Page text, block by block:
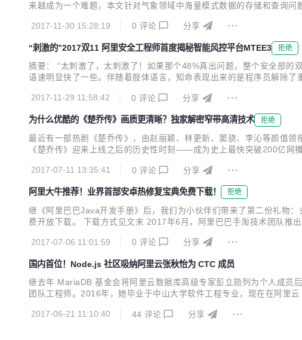
来越成为一个难题，本文针对气象领域中海量模式数据的存储和查询
B到上百TB的规模，且在爆发性增长。如何存储和高效的查询这些气象
2017-11-30 15:28:19 0 评论 分享
“刺激的”2017双11 阿里安全工程师首度揭秘智能风控平台MTEE3 拒绝
摘要： “太刺激了，太刺激了！如果那个48%真出问题，整个安全部的
语速明显快了一些。伴随着肢体语言，知命表现出来的是程序员解除
台，最后面的3代表这是全新一代的3.0系统...
2017-11-29 11:58:42 0 评论 分享
为什么优酷的《楚乔传》画质更清晰？独家解密窄带高清技术 拒绝
最近有一部热剧《楚乔传》，由赵丽颖、林更新、窦骁、李沁等颜值
《楚乔传》迎来上线之后的历史性时刻——成为史上最快突破200亿网
了网民最为重要的休闲娱乐、日常消遣的方式之一。敢问我们谁的手机
2017-07-11 13:35:41 0 评论 分享
阿里大牛推荐！业界首部安卓热修复宝典免费下载！ 拒绝
继《阿里巴巴Java开发手册》后，我们为小伙伴们带来了第二份礼物
费开放下载。 下载方式见文末 2017年6月，阿里巴巴手淘技术团队
发现，是业界首部全方位完整介绍热修复...
2017-07-06 11:01:59 0 评论 分享
国内首位！Node.js 社区吸纳阿里云张秋怡为 CTC 成员
继去年 MariaDB 基金会将阿里云数据库高级专家彭立勋列为个人成员
团队工程师。2016年，她毕业于中山大学软件工程专业，现在在阿里
e...
2017-06-21 11:10:40 44 评论 分享